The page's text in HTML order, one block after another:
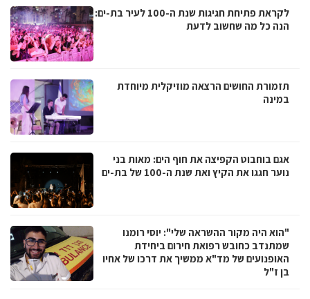
לקראת פתיחת חגיגות שנת ה-100 לעיר בת-ים:
הנה כל מה שחשוב לדעת
תזמורת החושים הרצאה מוזיקלית מיוחדת
במינה
אגם בוחבוט הקפיצה את חוף הים: מאות בני
נוער חגגו את הקיץ ואת שנת ה-100 של בת-ים
"הוא היה מקור ההשראה שלי": יוסי רומנו
שמתנדב כחובש רפואת חירום ביחידת
האופנועים של מד"א ממשיך את דרכו של אחיו
בן ז"ל